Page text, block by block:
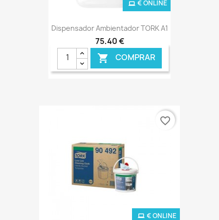
Dispensador Ambientador TORK A1
75,40 €
 COMPRAR
€ ONLINE
€ ONLINE
favorite_border